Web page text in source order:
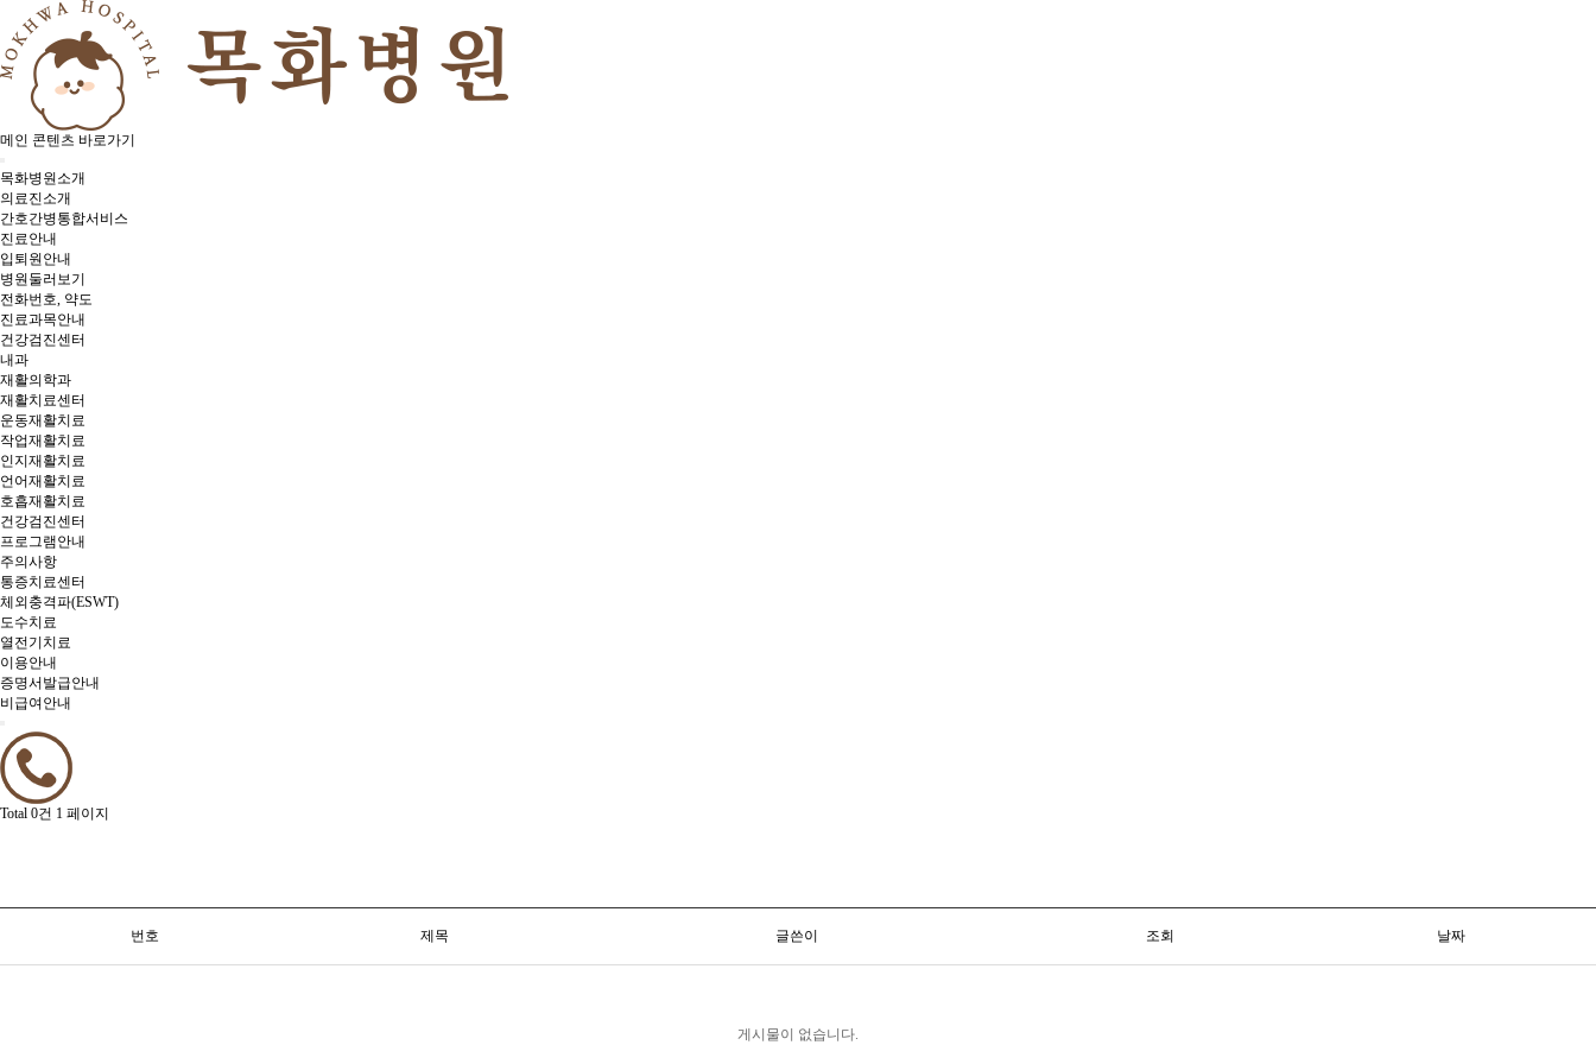
메인 콘텐츠 바로가기
목화병원소개
의료진소개
간호간병통합서비스
진료안내
입퇴원안내
병원둘러보기
전화번호, 약도
진료과목안내
건강검진센터
내과
재활의학과
재활치료센터
운동재활치료
작업재활치료
인지재활치료
언어재활치료
호흡재활치료
건강검진센터
프로그램안내
주의사항
통증치료센터
체외충격파(ESWT)
도수치료
열전기치료
이용안내
증명서발급안내
비급여안내
Total 0건 1 페이지
번호 제목 글쓴이 조회 날짜
게시물이 없습니다.